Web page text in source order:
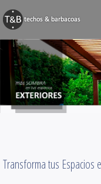
Transforma tus Espacios